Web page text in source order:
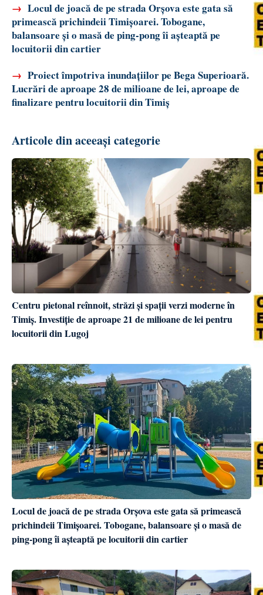
→ Locul de joacă de pe strada Orșova este gata să
primească prichindeii Timișoarei. Tobogane,
balansoare și o masă de ping-pong îi așteaptă pe
locuitorii din cartier
→ Proiect împotriva inundațiilor pe Bega Superioară.
Lucrări de aproape 28 de milioane de lei, aproape de
finalizare pentru locuitorii din Timiș
Articole din aceeași categorie
Centru pietonal reînnoit, străzi și spații verzi moderne în
Timiș. Investiție de aproape 21 de milioane de lei pentru
locuitorii din Lugoj
Locul de joacă de pe strada Orșova este gata să primească
prichindeii Timișoarei. Tobogane, balansoare și o masă de
ping-pong îi așteaptă pe locuitorii din cartier